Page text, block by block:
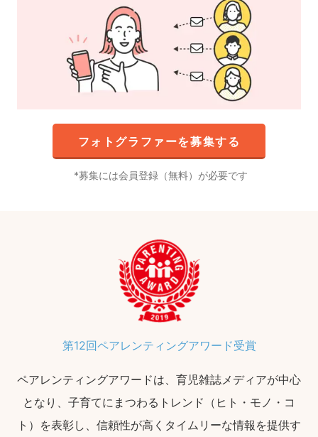
フォトグラファーを募集する
募集には会員登録（無料）が必要です
第12回ペアレンティングアワード受賞
ペアレンティングアワードは、育児雑誌メディアが中心
となり、子育てにまつわるトレンド（ヒト・モノ・コ
ト）を表彰し、信頼性が高くタイムリーな情報を提供す